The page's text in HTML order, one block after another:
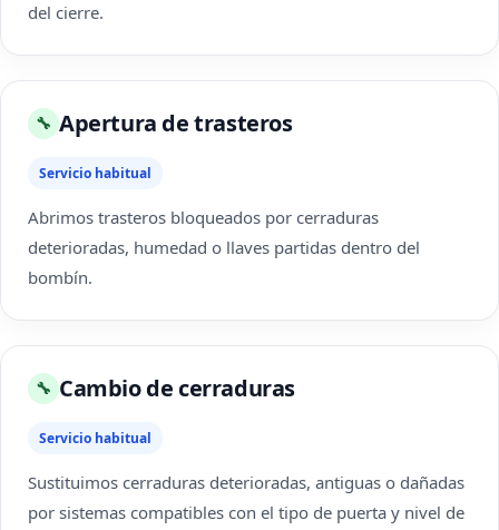
del cierre.
🔧 Apertura de trasteros
Servicio habitual
Abrimos trasteros bloqueados por cerraduras
deterioradas, humedad o llaves partidas dentro del
bombín.
🔧 Cambio de cerraduras
Servicio habitual
Sustituimos cerraduras deterioradas, antiguas o dañadas
por sistemas compatibles con el tipo de puerta y nivel de